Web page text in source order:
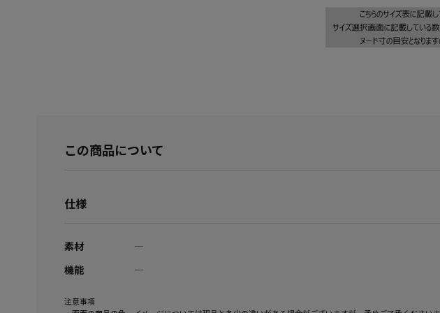
この商品について
仕様
素材
―
機能
―
注意事項